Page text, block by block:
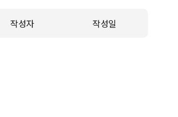
작성자 작성일